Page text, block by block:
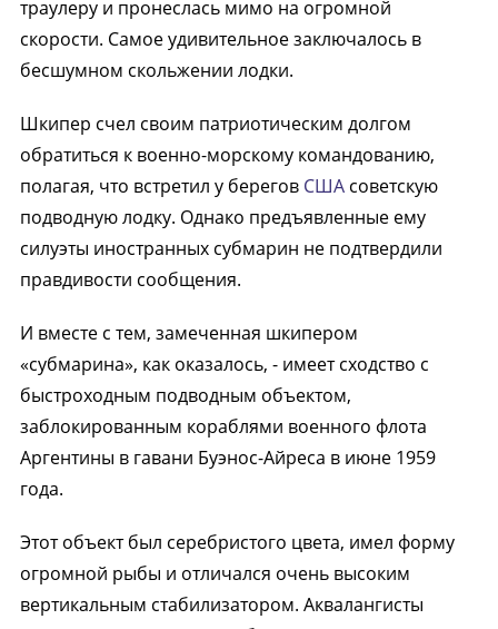
траулеру и пронеслась мимо на огромной
скорости. Самое удивительное заключалось в
бесшумном скольжении лодки.
Шкипер счел своим патриотическим долгом
обратиться к военно-морскому командованию,
полагая, что встретил у берегов СШАсоветскую
подводную лодку. Однако предъявленные ему
силуэты иностранных субмарин не подтвердили
правдивости сообщения.
И вместе с тем, замеченная шкипером
«субмарина», как оказалось, - имеет сходство с
быстроходным подводным объектом,
заблокированным кораблями военного флота
Аргентины в гавани Буэнос-Айреса в июне 1959
года.
Этот объект был серебристого цвета, имел форму
огромной рыбы и отличался очень высоким
вертикальным стабилизатором. Аквалангисты